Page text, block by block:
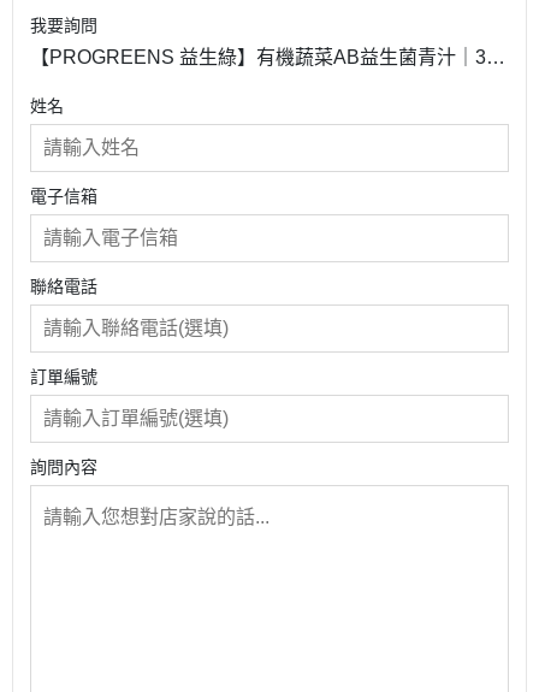
我要詢問
【PROGREENS 益生綠】有機蔬菜AB益生菌青汁｜30
姓名
電子信箱
聯絡電話
訂單編號
詢問內容